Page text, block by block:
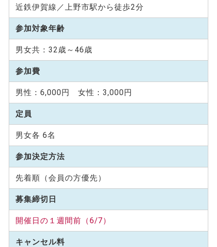
近鉄伊賀線／上野市駅から徒歩2分
参加対象年齢
男女共：32歳～46歳
参加費
男性：6,000円 女性：3,000円
定員
男女各 6名
参加決定方法
先着順（会員の方優先）
募集締切日
開催日の１週間前（6/7）
キャンセル料